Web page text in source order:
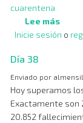
cuarentena
Lee más
Día
Inicie sesión o
Día 38
Enviado por
Hoy superamos
Exactamente son
20.852